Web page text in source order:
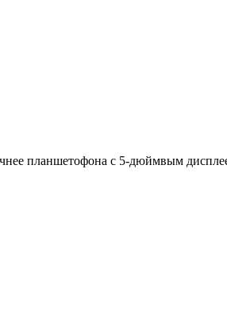
планшетофона с 5-дюймвым